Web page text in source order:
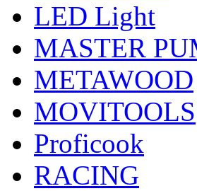
LED Light
MASTER
METAWOOD
MOVITOOLS
Proficook
RACING